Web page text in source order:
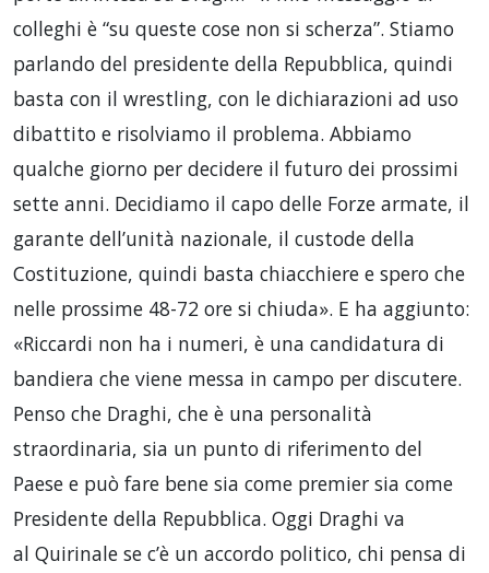
colleghi è “su queste cose non si scherza”. Stiamo
parlando del presidente della Repubblica, quindi
basta con il wrestling, con le dichiarazioni ad uso
dibattito e risolviamo il problema. Abbiamo
qualche giorno per decidere il futuro dei prossimi
sette anni. Decidiamo il capo delle Forze armate, il
garante dell’unità nazionale, il custode della
Costituzione, quindi basta chiacchiere e spero che
nelle prossime 48-72 ore si chiuda». E ha aggiunto:
«Riccardi non ha i numeri, è una candidatura di
bandiera che viene messa in campo per discutere.
Penso che Draghi, che è una personalità
straordinaria, sia un punto di riferimento del
Paese e può fare bene sia come premier sia come
Presidente della Repubblica. Oggi Draghi va
al Quirinale se c’è un accordo politico, chi pensa di